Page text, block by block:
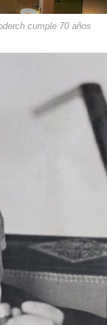
cumple 70 años